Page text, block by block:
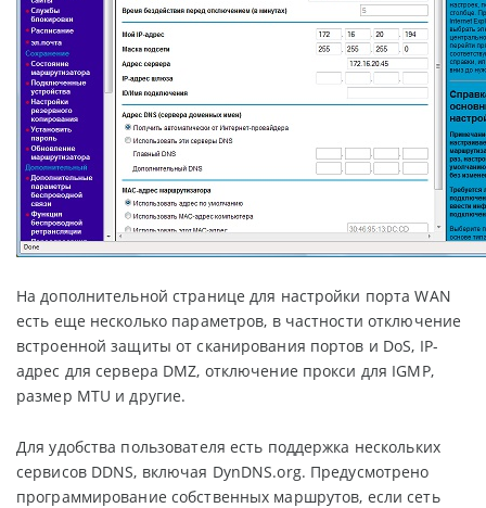
На дополнительной странице для настройки порта WAN
есть еще несколько параметров, в частности отключение
встроенной защиты от сканирования портов и DoS, IP-
адрес для сервера DMZ, отключение прокси для IGMP,
размер MTU и другие.
Для удобства пользователя есть поддержка нескольких
сервисов DDNS, включая DynDNS.org. Предусмотрено
программирование собственных маршрутов, если сеть